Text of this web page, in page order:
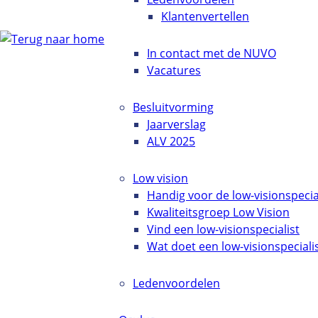
Klantenvertellen
In contact met de NUVO
Vacatures
Besluitvorming
Jaarverslag
ALV 2025
Low vision
Handig voor de low-
Kwaliteitsgroep Low Vision
Vind een low-visionspecialist
Wat doet een low-
Ledenvoordelen